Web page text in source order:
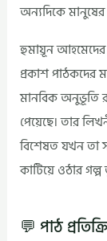
অন্যদিকে
হুমায়ূন আহমেদের
প্রকাশ পাঠকদের
মানবিক অনুভূতি
পেয়েছে। তার
বিশেষত যখন তা
কাটিয়ে ওঠার
💬 পাঠ